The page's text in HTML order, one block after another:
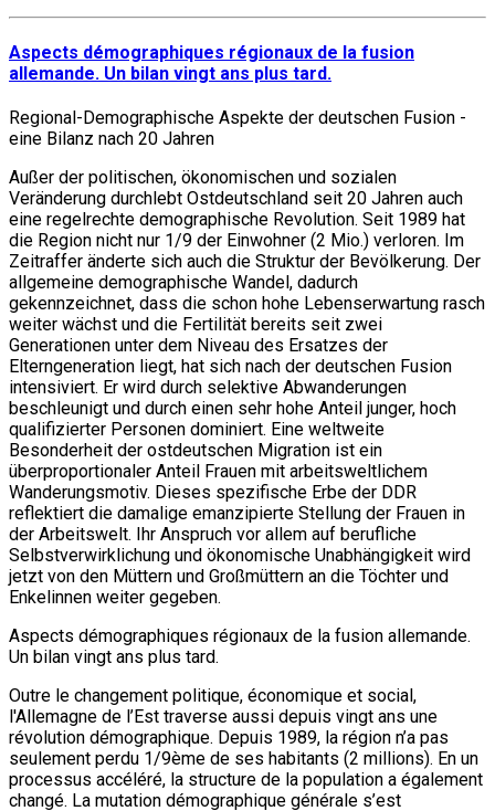
Aspects démographiques régionaux de la fusion
allemande. Un bilan vingt ans plus tard.
Regional-Demographische Aspekte der deutschen Fusion -
eine Bilanz nach 20 Jahren
Außer der politischen, ökonomischen und sozialen
Veränderung durchlebt Ostdeutschland seit 20 Jahren auch
eine regelrechte demographische Revolution. Seit 1989 hat
die Region nicht nur 1/9 der Einwohner (2 Mio.) verloren. Im
Zeitraffer änderte sich auch die Struktur der Bevölkerung. Der
allgemeine demographische Wandel, dadurch
gekennzeichnet, dass die schon hohe Lebenserwartung rasch
weiter wächst und die Fertilität bereits seit zwei
Generationen unter dem Niveau des Ersatzes der
Elterngeneration liegt, hat sich nach der deutschen Fusion
intensiviert. Er wird durch selektive Abwanderungen
beschleunigt und durch einen sehr hohe Anteil junger, hoch
qualifizierter Personen dominiert. Eine weltweite
Besonderheit der ostdeutschen Migration ist ein
überproportionaler Anteil Frauen mit arbeitsweltlichem
Wanderungsmotiv. Dieses spezifische Erbe der DDR
reflektiert die damalige emanzipierte Stellung der Frauen in
der Arbeitswelt. Ihr Anspruch vor allem auf berufliche
Selbstverwirklichung und ökonomische Unabhängigkeit wird
jetzt von den Müttern und Großmüttern an die Töchter und
Enkelinnen weiter gegeben.
Aspects démographiques régionaux de la fusion allemande.
Un bilan vingt ans plus tard.
Outre le changement politique, économique et social,
l'Allemagne de l’Est traverse aussi depuis vingt ans une
révolution démographique. Depuis 1989, la région n’a pas
seulement perdu 1/9ème de ses habitants (2 millions). En un
processus accéléré, la structure de la population a également
changé. La mutation démographique générale s’est